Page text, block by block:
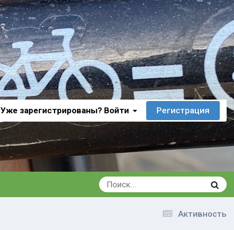
Уже зарегистрированы? Войти Регистрация
Активность